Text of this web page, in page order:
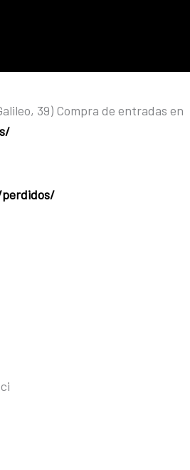
39) Compra de entradas en